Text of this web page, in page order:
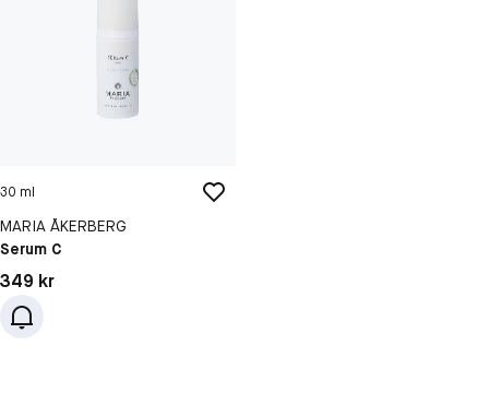
30 ml
MARIA ÅKERBERG
Serum C
Pris: 349 kr
349 kr